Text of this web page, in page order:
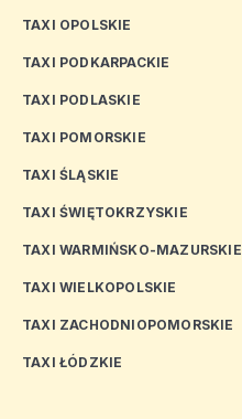
TAXI OPOLSKIE
TAXI PODKARPACKIE
TAXI PODLASKIE
TAXI POMORSKIE
TAXI ŚLĄSKIE
TAXI ŚWIĘTOKRZYSKIE
TAXI WARMIŃSKO-MAZURSKIE
TAXI WIELKOPOLSKIE
TAXI ZACHODNIOPOMORSKIE
TAXI ŁÓDZKIE